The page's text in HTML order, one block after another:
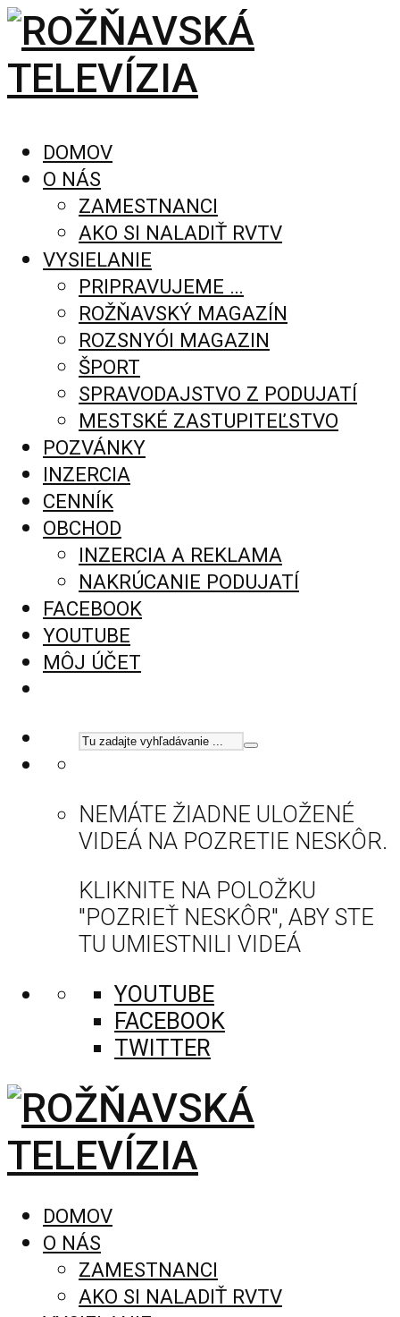
DOMOV
O NÁS
ZAMESTNANCI
AKO SI NALADIŤ RVTV
VYSIELANIE
PRIPRAVUJEME …
ROŽŇAVSKÝ MAGAZÍN
ROZSNYÓI MAGAZIN
ŠPORT
SPRAVODAJSTVO Z PODUJATÍ
MESTSKÉ ZASTUPITEĽSTVO
POZVÁNKY
INZERCIA
CENNÍK
OBCHOD
INZERCIA A REKLAMA
NAKRÚCANIE PODUJATÍ
FACEBOOK
YOUTUBE
MÔJ ÚČET
NEMÁTE ŽIADNE ULOŽENÉ
VIDEÁ NA POZRETIE NESKÔR.
KLIKNITE NA POLOŽKU
"POZRIEŤ NESKÔR", ABY STE
TU UMIESTNILI VIDEÁ
YOUTUBE
FACEBOOK
TWITTER
DOMOV
O NÁS
ZAMESTNANCI
AKO SI NALADIŤ RVTV